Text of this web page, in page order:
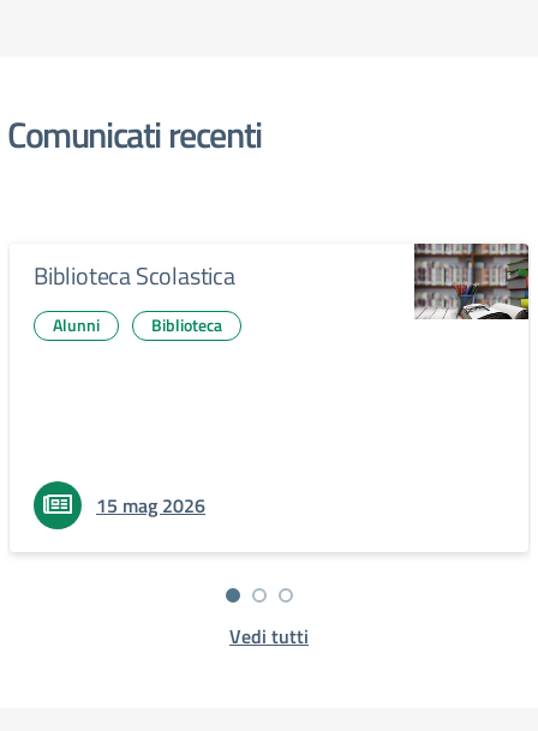
Comunicati recenti
Biblioteca Scolastica
Alunni Biblioteca
15 mag 2026
Vedi tutti